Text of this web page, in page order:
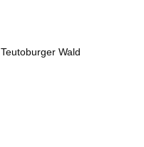
Teutoburger Wald